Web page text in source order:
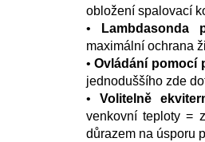
obložení spalovací
•
maximální ochrana
• Ovládání pomocí
jednoduššího zde
• Volitelně
venkovní teploty =
důrazem na úsporu